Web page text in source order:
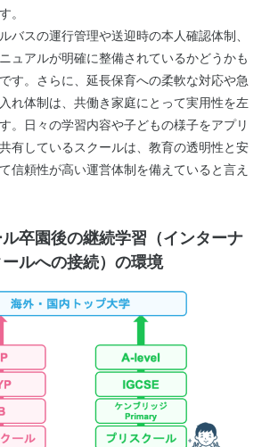
。
バスの運行管理や送迎時の本人確認体制、
ュアルが明確に整備されているかどうかも
す。さらに、延長保育への柔軟な対応や急
れ体制は、共働き家庭にとって実用性を左
。日々の学習内容や子どもの様子をアプリ
有しているスクールは、教育の透明性と安
信頼性が高い運営体制を備えていると言え
卒園後の継続学習（インターナ
ルへの接続）の環境